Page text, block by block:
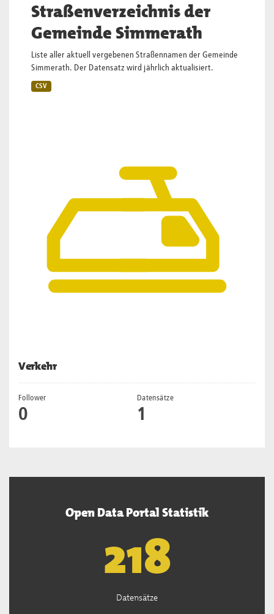
Verkehr
Follower
0
Datensätze
1
Straßenverzeichnis der
Gemeinde Simmerath
Liste aller aktuell vergebenen Straßennamen der Gemeinde
Simmerath. Der Datensatz wird jährlich aktualisiert.
CSV
Open Data Portal Statistik
220
Datensätze